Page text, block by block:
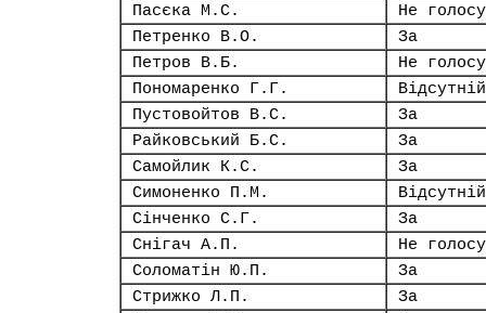
Пасєка М.С.
Не
Петренко В.О.
За
Петров В.Б.
Не
Пономаренко Г.Г.
Відсутній
Пустовойтов В.С.
За
Райковський Б.С.
За
Самойлик К.С.
За
Симоненко П.М.
Відсутній
Сінченко С.Г.
За
Снігач А.П.
Не
Соломатін Ю.П.
За
Стрижко Л.П.
За